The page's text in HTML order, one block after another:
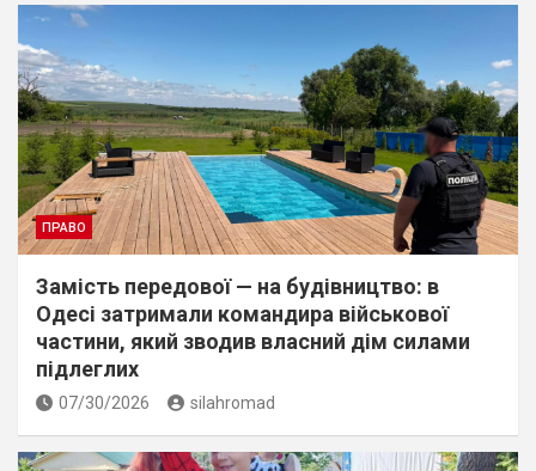
ПРАВО
Замість передової — на будівництво: в
Одесі затримали командира військової
частини, який зводив власний дім силами
підлеглих
07/30/2026 silahromad